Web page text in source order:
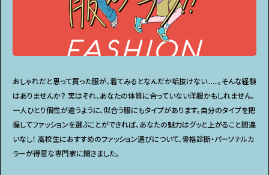
アンケート
ティーンのうちにしかできない特別な体験を！
ガクラボへの登録はこちら
おしゃれだと思って買った服が、着てみるとなんだか垢抜けない......。そんな経験
はありませんか？ 実はそれ、あなたの体質に合っていない洋服かもしれません。
一人ひとり個性が違うように、似合う服にもタイプがあります。自分のタイプを把
握してファッションを選ぶことができれば、あなたの魅力はグッと上がること間違
いなし！ 高校生におすすめのファッション選びについて、骨格診断・パーソナルカ
ラーが得意な専門家に聞きました。